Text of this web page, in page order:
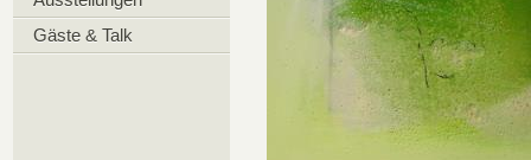
Gäste & Talk